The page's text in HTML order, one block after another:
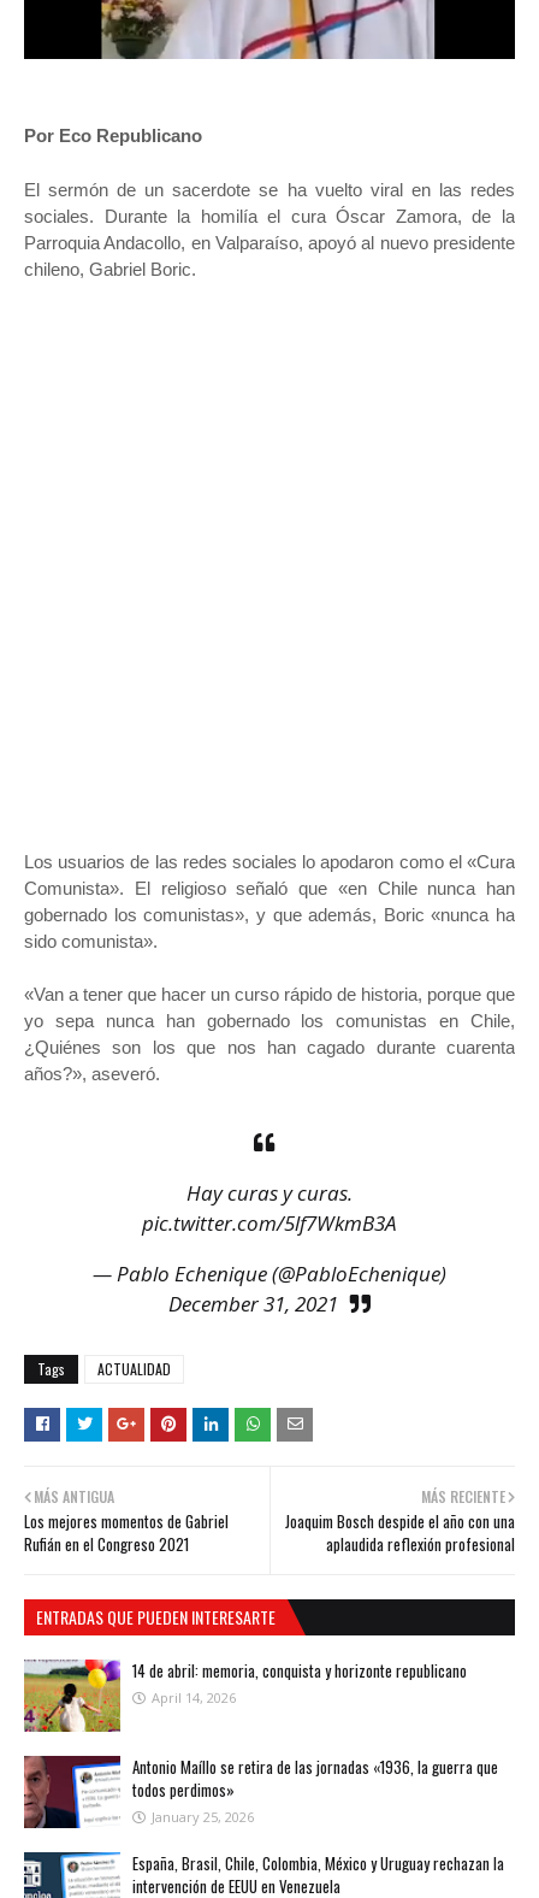
Por Eco Republicano
El sermón de un sacerdote se ha vuelto viral en las redes
sociales. Durante la homilía el cura Óscar Zamora, de la
Parroquia Andacollo, en Valparaíso, apoyó al nuevo presidente
chileno, Gabriel Boric.
Los usuarios de las redes sociales lo apodaron como el «Cura
Comunista». El religioso señaló que «en Chile nunca han
gobernado los comunistas», y que además, Boric «nunca ha
sido comunista».
«Van a tener que hacer un curso rápido de historia, porque que
yo sepa nunca han gobernado los comunistas en Chile,
¿Quiénes son los que nos han cagado durante cuarenta
años?», aseveró.
Hay curas y curas.
pic.twitter.com/5lf7WkmB3A
— Pablo Echenique (@PabloEchenique)
December 31, 2021
Tags ACTUALIDAD
MÁS RECIENTE
Joaquim Bosch despide el año con una
aplaudida reflexión profesional
MÁS ANTIGUA
Los mejores momentos de Gabriel
Rufián en el Congreso 2021
ENTRADAS QUE PUEDEN INTERESARTE
14 de abril: memoria, conquista y horizonte republicano
April 14, 2026
Antonio Maíllo se retira de las jornadas «1936, la guerra que
todos perdimos»
January 25, 2026
España, Brasil, Chile, Colombia, México y Uruguay rechazan la
intervención de EEUU en Venezuela